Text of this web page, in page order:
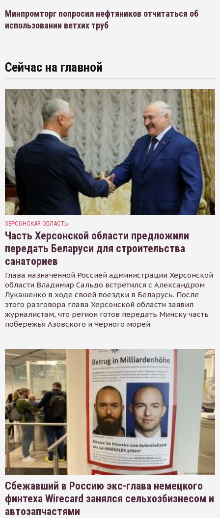
Минпромторг попросил нефтяников отчитаться об
использовании ветхих труб
Сейчас на главной
ХЕРСОНСКАЯ ОБЛАСТЬ
Часть Херсонской области предложили
передать Беларуси для строительства
санаториев
Глава назначенной Россией администрации Херсонской
области Владимир Сальдо встретился с Александром
Лукашенко в ходе своей поездки в Беларусь. После
этого разговора глава Херсонской области заявил
журналистам, что регион готов передать Минску часть
побережья Азовского и Черного морей
Сбежавший в Россию экс-глава немецкого
финтеха Wirecard занялся сельхозбизнесом и
автозапчастями